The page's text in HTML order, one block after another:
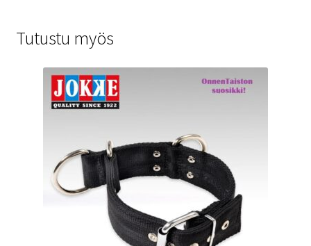
Tutustu myös